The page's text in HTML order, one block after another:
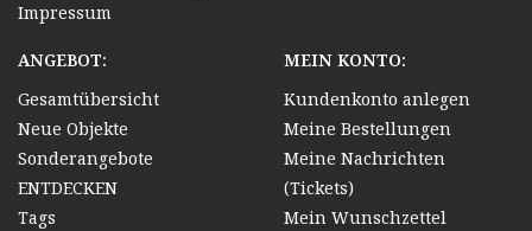
Impressum
ANGEBOT:
Gesamtübersicht
Neue Objekte
Sonderangebote
ENTDECKEN
Tags
MEIN KONTO:
Kundenkonto anlegen
Meine Bestellungen
Meine Nachrichten
(Tickets)
Mein Wunschzettel